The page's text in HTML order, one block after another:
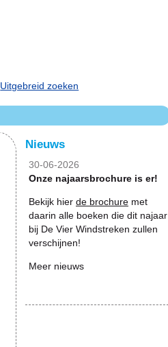
Nieuws
30-06-2026
Onze najaarsbrochure is er!
Bekijk hier de brochure met
daarin alle boeken die dit najaar
bij De Vier Windstreken zullen
verschijnen!
Meer nieuws
Uitgebreid zoeken